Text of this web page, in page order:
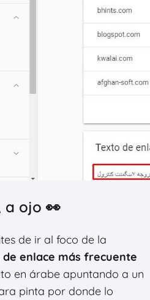
a ojo 👀
de ir al foco de la
de enlace más frecuente
en árabe apuntando a un
pinta por donde lo